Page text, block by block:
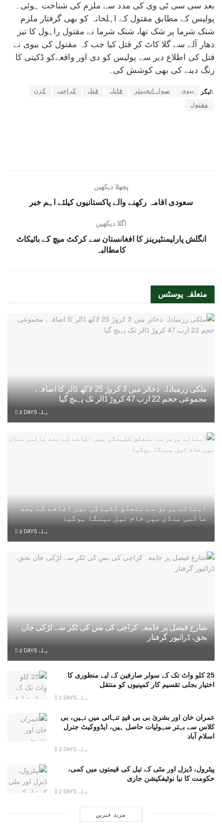
بعد سی سی ٹی وی کی مدد سے ملزم کی شناخت ہوئی۔
پولیس کے مطابق مقتول کے اہلخانہ کو بھی گرفتار ملزم
شنک شرما پر شک تھا، شنک شرما نے مقتول راہول کا تیز
دھار آلے سے گلا کاٹ کر قتل کیا جب کہ مقتول کی بیوی نے
قتل کی اطلاع دیر سے پولیس کو دی اور واقعےکو ڈکیتی کا
رنگ دینے کی بھی کوشش کی۔
ٹیگز: بیوی سول انجینئر قاتل قتل کراچی
کزن
مقتول
پچھلا دیکھیں
سعودی اقامہ رکھنے والے پاکستانیوں کیلئے اہم خبر
اگلا دیکھیں
انگلش پارلیمنٹیرینز کا افغانستان سے کرکٹ میچ کے بائیکاٹ
کامطالبہ
متعلقہ پوسٹس
ملکی زرمبادلہ ذخائر میں 3 کروڑ 25 لاکھ ڈالر کا اضافہ،
مجموعی حجم 22 ارب 47 کروڑ ڈالر تک پہنچ گیا
2 DAYS پہلے
آبنائے ہرمز سے متعلق کشیدگی میں اضافے کے بعد
عالمی منڈی میں خام تیل مہنگا ہوگیا
2 DAYS پہلے
شارع فیصل پر جامعہ کراچی کی بس کی ٹکر سے لڑکی جاں
بحق، ڈرائیور گرفتار
2 DAYS پہلے
25 کلو واٹ تک کے سولر صارفین کے لیے منظوری کا
اختیار بجلی تقسیم کار کمپنیوں کو منتقل
2 DAYS پہلے
عمران خان اور بشریٰ بی بی قیدِ تنہائی میں نہیں، بی
کلاس سے بہتر سہولیات حاصل ہیں، ایڈووکیٹ جنرل
اسلام آباد
2 DAYS پہلے
پیٹرول، ڈیزل اور مٹی کے تیل کی قیمتوں میں کمی،
حکومت کا نیا نوٹیفکیشن جاری
2 DAYS پہلے
مزید خبریں